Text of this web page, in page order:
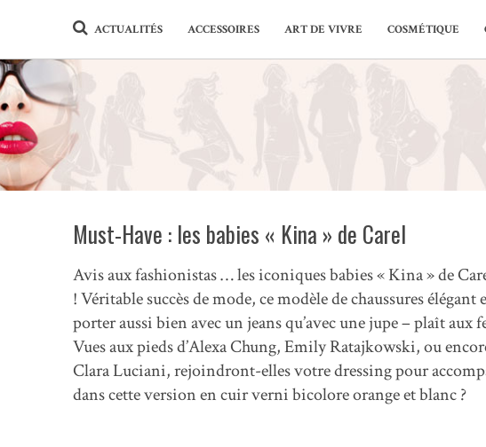
ACTUALITÉS ACCESSOIRES ART DE VIVRE COSMÉTIQUE
Must-Have : les babies « Kina » de Carel
Avis aux fashionistas … les iconiques babies « Kina » de
! Véritable succès de mode, ce modèle de chaussures
porter aussi bien avec un jeans qu’avec une jupe – plaît aux
Vues aux pieds d’Alexa Chung, Emily Ratajkowski, ou
Clara Luciani, rejoindront-elles votre dressing pour
dans cette version en cuir verni bicolore orange et blanc ?